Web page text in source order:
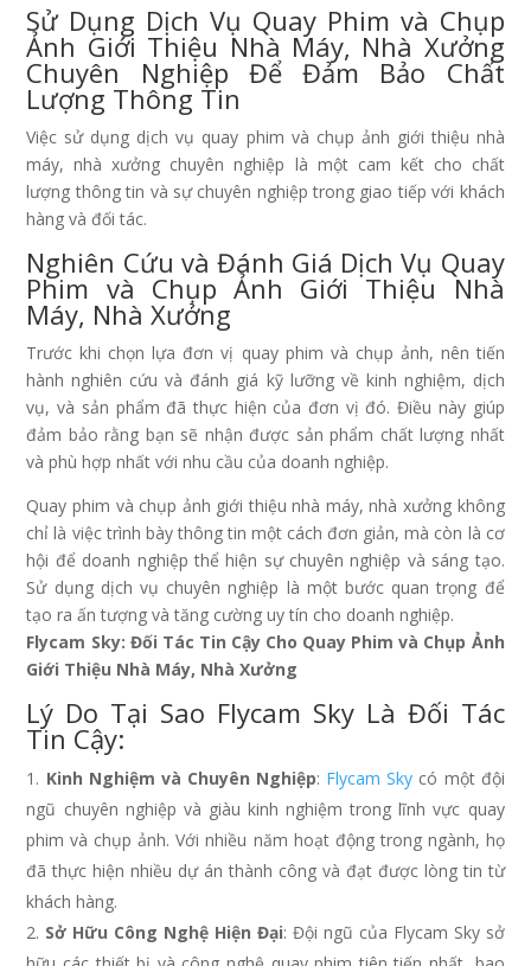
Sử Dụng Dịch Vụ Quay Phim và Chụp
Ảnh Giới Thiệu Nhà Máy, Nhà Xưởng
Chuyên Nghiệp Để Đảm Bảo Chất
Lượng Thông Tin
Việc sử dụng dịch vụ quay phim và chụp ảnh giới thiệu nhà
máy, nhà xưởng chuyên nghiệp là một cam kết cho chất
lượng thông tin và sự chuyên nghiệp trong giao tiếp với khách
hàng và đối tác.
Nghiên Cứu và Đánh Giá Dịch Vụ Quay
Phim và Chụp Ảnh Giới Thiệu Nhà
Máy, Nhà Xưởng
Trước khi chọn lựa đơn vị quay phim và chụp ảnh, nên tiến
hành nghiên cứu và đánh giá kỹ lưỡng về kinh nghiệm, dịch
vụ, và sản phẩm đã thực hiện của đơn vị đó. Điều này giúp
đảm bảo rằng bạn sẽ nhận được sản phẩm chất lượng nhất
và phù hợp nhất với nhu cầu của doanh nghiệp.
Quay phim và chụp ảnh giới thiệu nhà máy, nhà xưởng không
chỉ là việc trình bày thông tin một cách đơn giản, mà còn là cơ
hội để doanh nghiệp thể hiện sự chuyên nghiệp và sáng tạo.
Sử dụng dịch vụ chuyên nghiệp là một bước quan trọng để
tạo ra ấn tượng và tăng cường uy tín cho doanh nghiệp.
Flycam Sky: Đối Tác Tin Cậy Cho Quay Phim và Chụp Ảnh
Giới Thiệu Nhà Máy, Nhà Xưởng
Lý Do Tại Sao Flycam Sky Là Đối Tác
Tin Cậy:
Kinh Nghiệm và Chuyên Nghiệp: Flycam Sky có một đội
ngũ chuyên nghiệp và giàu kinh nghiệm trong lĩnh vực quay
phim và chụp ảnh. Với nhiều năm hoạt động trong ngành, họ
đã thực hiện nhiều dự án thành công và đạt được lòng tin từ
khách hàng.
Sở Hữu Công Nghệ Hiện Đại: Đội ngũ của Flycam Sky sở